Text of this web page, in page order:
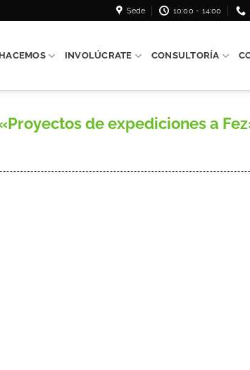
Sede 10:00 - 14:00
INVOLÚCRATE CONSULTORÍA
«Proyectos de expediciones a